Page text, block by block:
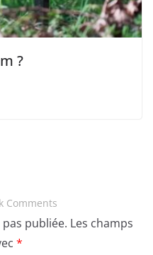
?
Comments
publiée. Les champs
*